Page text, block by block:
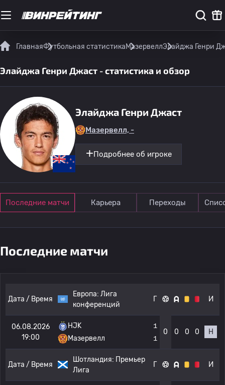
ГлавнаяФутбольная статистикаМазервеллЭлайджа Генри
Элайджа Генри Джаст - статистика и обзор
Элайджа Генри Джаст
Мазервелл, -
Подробнее об игроке
Последние матчи Карьера Переходы
Последние матчи
Дата / Время
Европа: Лига
конференций
Г И
06.08.2026
19:00
HJK
Мазервелл
1
1
0 0 0 0 Н
Дата / Время
Шотландия: Премьер
Лига
Г И